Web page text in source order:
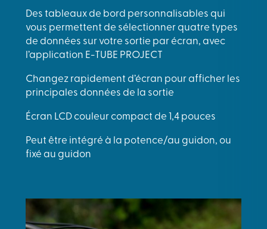
Des tableaux de bord personnalisables qui
vous permettent de sélectionner quatre types
de données sur votre sortie par écran, avec
l’application E-TUBE PROJECT
Changez rapidement d’écran pour afficher les
principales données de la sortie
Écran LCD couleur compact de 1,4 pouces
Peut être intégré à la potence/au guidon, ou
fixé au guidon